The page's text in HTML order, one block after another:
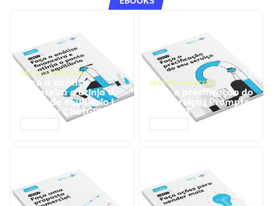
GESTÃO FINANCEIRA
Faça a análise
financeira e atinja o
ponto de equilíbrio |
Prompts ChatGPT
GESTÃO FINANCEIRA
Faça a precificação do
seu serviço | Prompts
ChatGPT